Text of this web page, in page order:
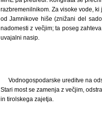
razbremenilnikom. Za visoke vode,
od Jamnikove hiše (znižani del
nadomesti z večjim; ta poseg
uvajalni nasip.
Vodnogospodarske ureditve na
Stari most se zamenja z večjim,
in tirolskega zajetja.